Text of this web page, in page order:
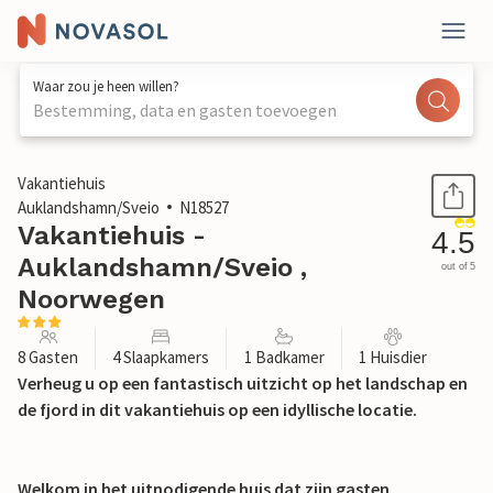
Waar zou je heen willen?
Bestemming, data en gasten toevoegen
1 / 11
Vakantiehuis
Auklandshamn/Sveio
N18527
Vakantiehuis -
Auklandshamn/Sveio ,
Noorwegen
4.5
out of 5
8 Gasten 4 Slaapkamers 1 Badkamer 1 Huisdier
Verheug u op een fantastisch uitzicht op het landschap en
de fjord in dit vakantiehuis op een idyllische locatie.